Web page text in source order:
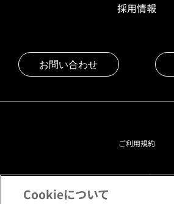
採用情報
お問い合わせ
ご利用規約
プライバシーポリシー
Cookieについて